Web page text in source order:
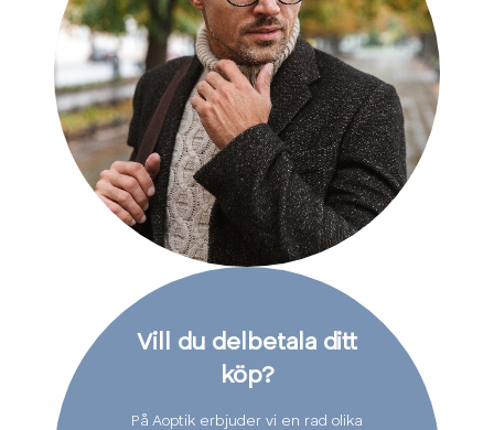
Vill du delbetala ditt
köp?
På Aoptik erbjuder vi en rad olika